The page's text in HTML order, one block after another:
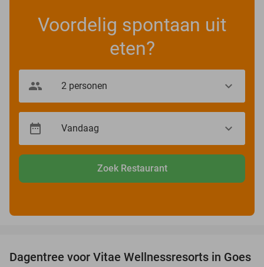
Voordelig spontaan uit
eten?
Zoek Restaurant
49%
Dagentree voor Vitae Wellnessresorts in Goes